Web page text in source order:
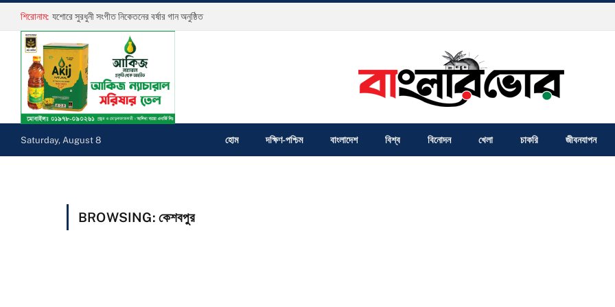
শিরোনাম: যশোরে সুরধুনী সংগীত নিকেতনের বর্ষার গান অনুষ্ঠিত
Saturday, August 8 হোম দক্ষিণ-পশ্চিম বাংলাদেশ বিশ্ব বিনোদন খেলা চাকরি জীবনযাপন
BROWSING: কেশবপুর